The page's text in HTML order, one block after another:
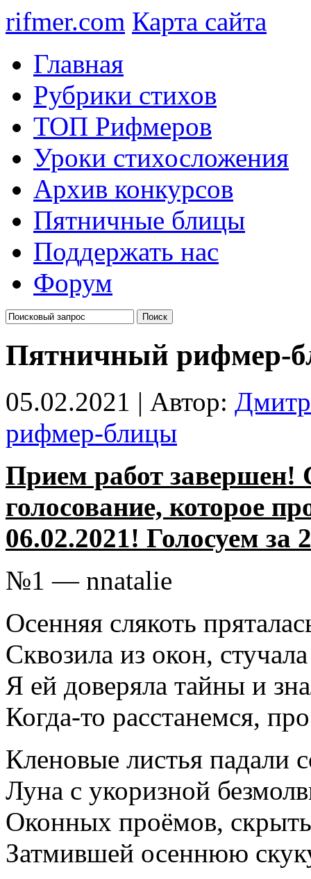
rifmer.com Карта сайта
Главная
Рубрики стихов
ТОП Рифмеров
Уроки стихосложения
Архив конкурсов
Пятничные блицы
Поддержать нас
Форум
Пятничный рифмер-
05.02.2021 | Автор:
рифмер-блицы
Прием работ завершен!
голосование, которое
06.02.2021! Голосуем за
№1 — nnatalie
Осенняя слякоть
Сквозила из окон,
Я ей доверяла тайны и
Когда-то расстанемся,
Кленовые листья падали
Луна с укоризной
Оконных проёмов,
Затмившей осеннюю